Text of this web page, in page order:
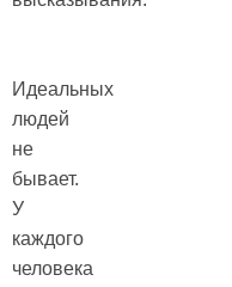
Идеальных
людей
не
бывает.
У
каждого
человека